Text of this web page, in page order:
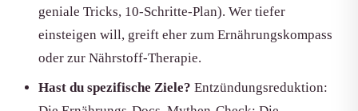
geniale Tricks, 10-Schritte-Plan). Wer tiefer
einsteigen will, greift eher zum Ernährungskompass
oder zur Nährstoff-Therapie.
Hast du spezifische Ziele? Entzündungsreduktion: